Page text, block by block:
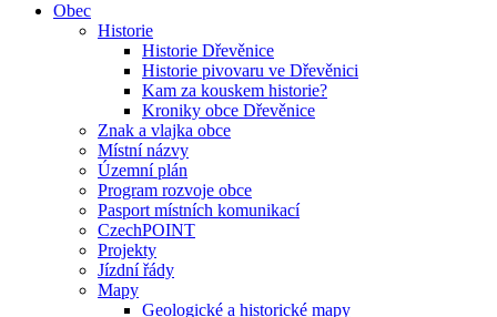
Obec
Historie
Historie Dřevěnice
Historie pivovaru ve Dřevěnici
Kam za kouskem historie?
Kroniky obce Dřevěnice
Znak a vlajka obce
Místní názvy
Územní plán
Program rozvoje obce
Pasport místních komunikací
CzechPOINT
Projekty
Jízdní řády
Mapy
Geologické a historické mapy